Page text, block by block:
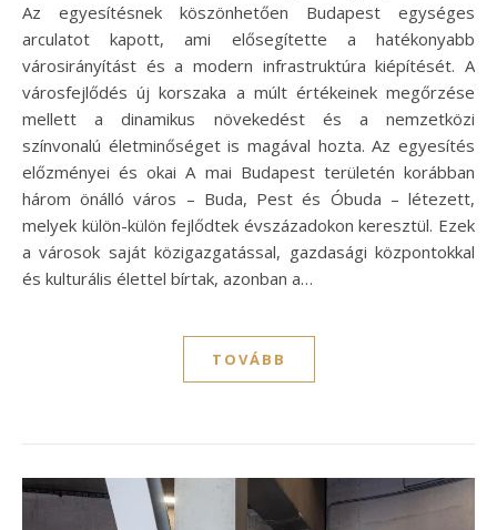
Az egyesítésnek köszönhetően Budapest egységes
arculatot kapott, ami elősegítette a hatékonyabb
városirányítást és a modern infrastruktúra kiépítését. A
városfejlődés új korszaka a múlt értékeinek megőrzése
mellett a dinamikus növekedést és a nemzetközi
színvonalú életminőséget is magával hozta. Az egyesítés
előzményei és okai A mai Budapest területén korábban
három önálló város – Buda, Pest és Óbuda – létezett,
melyek külön-külön fejlődtek évszázadokon keresztül. Ezek
a városok saját közigazgatással, gazdasági központokkal
és kulturális élettel bírtak, azonban a…
TOVÁBB